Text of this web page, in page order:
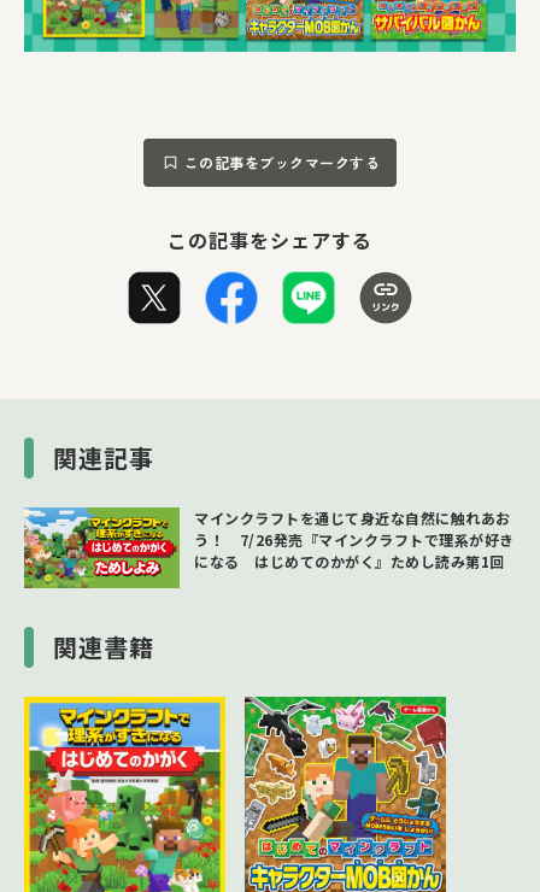
この記事をブックマークする
この記事をシェアする
関連記事
マインクラフトを通じて身近な自然に触れあお
う！ 7/26発売『マインクラフトで理系が好き
になる はじめてのかがく』ためし読み第1回
関連書籍